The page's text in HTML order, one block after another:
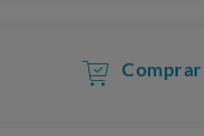
Comprar